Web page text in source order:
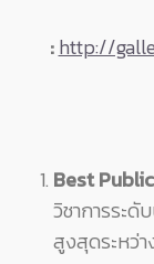
: http://
Best
วิชาการระดั
สูงสุดระหว่